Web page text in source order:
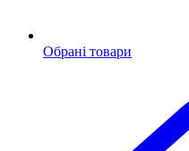
Обрані товари